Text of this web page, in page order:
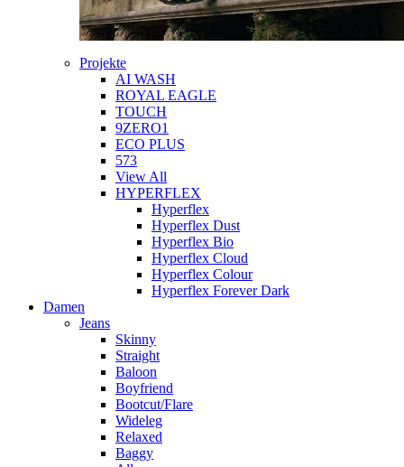
Projekte
AI WASH
ROYAL EAGLE
TOUCH
9ZERO1
ECO PLUS
573
View All
HYPERFLEX
Hyperflex
Hyperflex Dust
Hyperflex Bio
Hyperflex Cloud
Hyperflex Colour
Hyperflex Forever Dark
Damen
Jeans
Skinny
Straight
Baloon
Boyfriend
Bootcut/Flare
Wideleg
Relaxed
Baggy